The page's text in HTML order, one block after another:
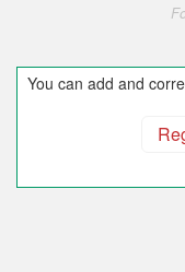
You can add and